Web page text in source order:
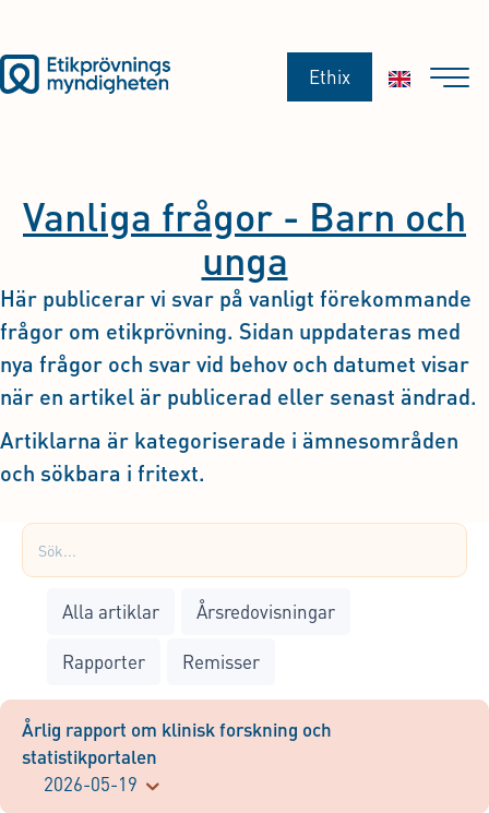
Ethix
Vanliga frågor - Barn och
unga
Här publicerar vi svar på vanligt förekommande
frågor om etikprövning. Sidan uppdateras med
nya frågor och svar vid behov och datumet visar
när en artikel är publicerad eller senast ändrad.
Artiklarna är kategoriserade i ämnesområden
och sökbara i fritext.
Alla artiklar Årsredovisningar
Rapporter Remisser
Årlig rapport om klinisk forskning och
statistikportalen
2026-05-19